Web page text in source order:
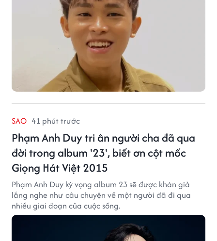
SAO 41 phút trước
Phạm Anh Duy tri ân người cha đã qua
đời trong album '23', biết ơn cột mốc
Giọng Hát Việt 2015
Phạm Anh Duy kỳ vọng album 23 sẽ được khán giả
lắng nghe như câu chuyện về một người đã đi qua
nhiều giai đoạn của cuộc sống.